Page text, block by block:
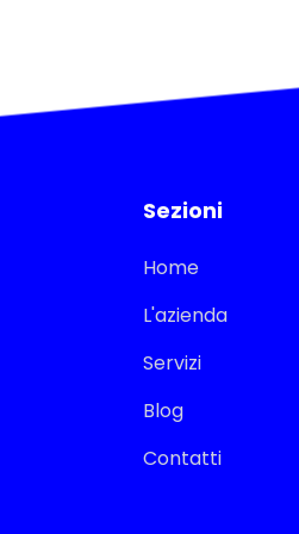
Sezioni
Home
L'azienda
Servizi
Blog
Contatti